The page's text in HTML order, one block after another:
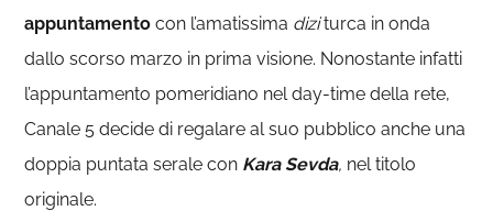
appuntamento con l’amatissima diziturca in onda
dallo scorso marzo in prima visione. Nonostante infatti
l’appuntamento pomeridiano nel day-time della rete,
Canale 5 decide di regalare al suo pubblico anche una
doppia puntata serale con Kara Sevda, nel titolo
originale.